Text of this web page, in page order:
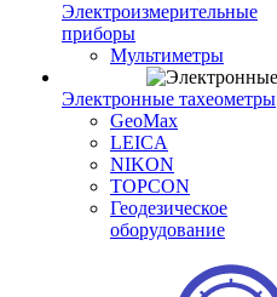
Электроизмерительные
приборы
Мультиметры
Электронные тахеометры
GeoMax
LEICA
NIKON
TOPCON
Геодезическое
оборудование